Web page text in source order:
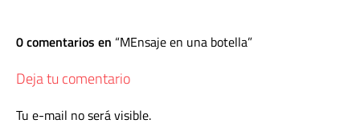
0 comentarios en MEnsaje en una botella
Deja tu comentario
Tu e-mail no será visible.